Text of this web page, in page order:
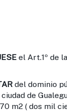
el Art.1º de
del dominio
de
m2 ( dos mil